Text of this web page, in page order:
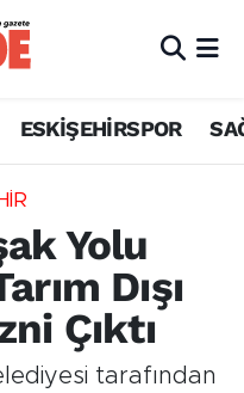
ESKİŞEHİRSPOR
Yolu
Dışı
Çıktı
tarafından